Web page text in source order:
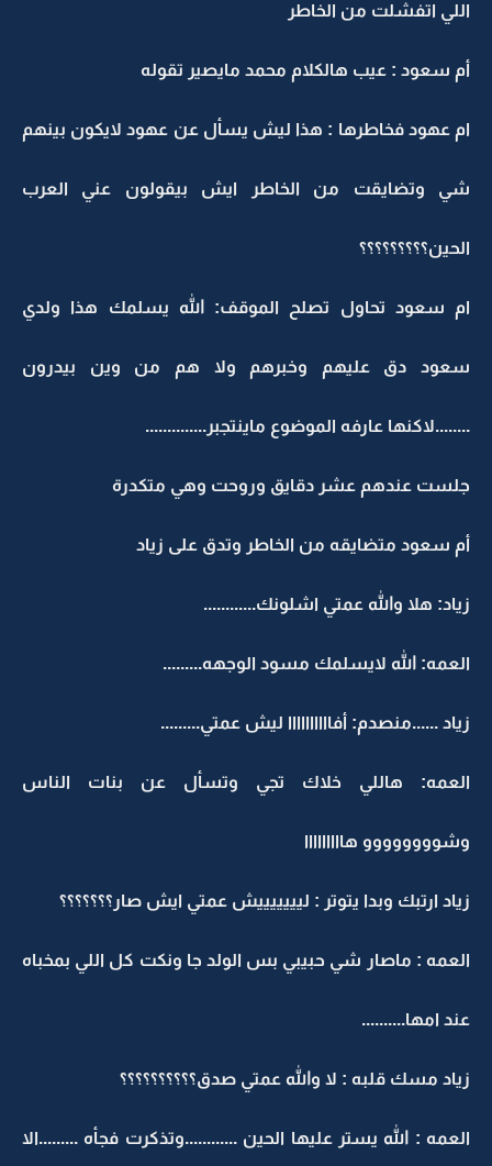
اللي اتفشلت من الخاطر
أم سعود : عيب هالكلام محمد مايصير تقوله
ام عهود فخاطرها : هذا ليش يسأل عن عهود لايكون بينهم
شي وتضايقت من الخاطر ايش بيقولون عني العرب
الحين؟؟؟؟؟؟؟؟؟
ام سعود تحاول تصلح الموقف: الله يسلمك هذا ولدي
سعود دق عليهم وخبرهم ولا هم من وين بيدرون
........لاكنها عارفه الموضوع ماينتجبر..............
جلست عندهم عشر دقايق وروحت وهي متكدرة
أم سعود متضايقه من الخاطر وتدق على زياد
زياد: هلا والله عمتي اشلونك............
العمه: الله لايسلمك مسود الوجهه.........
زياد ......منصدم: أفاااااااااا ليش عمتي.........
العمه: هاللي خلاك تجي وتسأل عن بنات الناس
وشوووووووو هااااااااا
زياد ارتبك وبدا يتوتر : ليييييييش عمتي ايش صار؟؟؟؟؟؟؟
العمه : ماصار شي حبيبي بس الولد جا ونكت كل اللي بمخباه
عند امها..........
زياد مسك قلبه : لا والله عمتي صدق؟؟؟؟؟؟؟؟؟؟
العمه : الله يستر عليها الحين ............وتذكرت فجأه .........الا